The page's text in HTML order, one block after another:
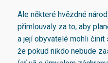
Ale některé hvězdné
přimlouvaly za to, aby
a její obyvatelé mohli činit
že pokud nikdo nebude